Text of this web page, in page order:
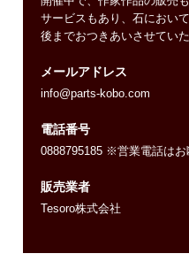
サービスもあり、石におい
後までおつきあいさせてい
メールアドレス
info@parts-kobo.com
電話番号
0888795185 ※営業電話はお
販売業者
Tesoro株式会社